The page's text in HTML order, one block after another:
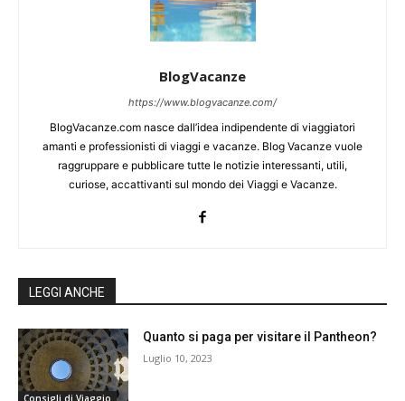
BlogVacanze
https://www.blogvacanze.com/
BlogVacanze.com nasce dall’idea indipendente di viaggiatori
amanti e professionisti di viaggi e vacanze. Blog Vacanze vuole
raggruppare e pubblicare tutte le notizie interessanti, utili,
curiose, accattivanti sul mondo dei Viaggi e Vacanze.
LEGGI ANCHE
Consigli di Viaggio
Quanto si paga per visitare il Pantheon?
Luglio 10, 2023